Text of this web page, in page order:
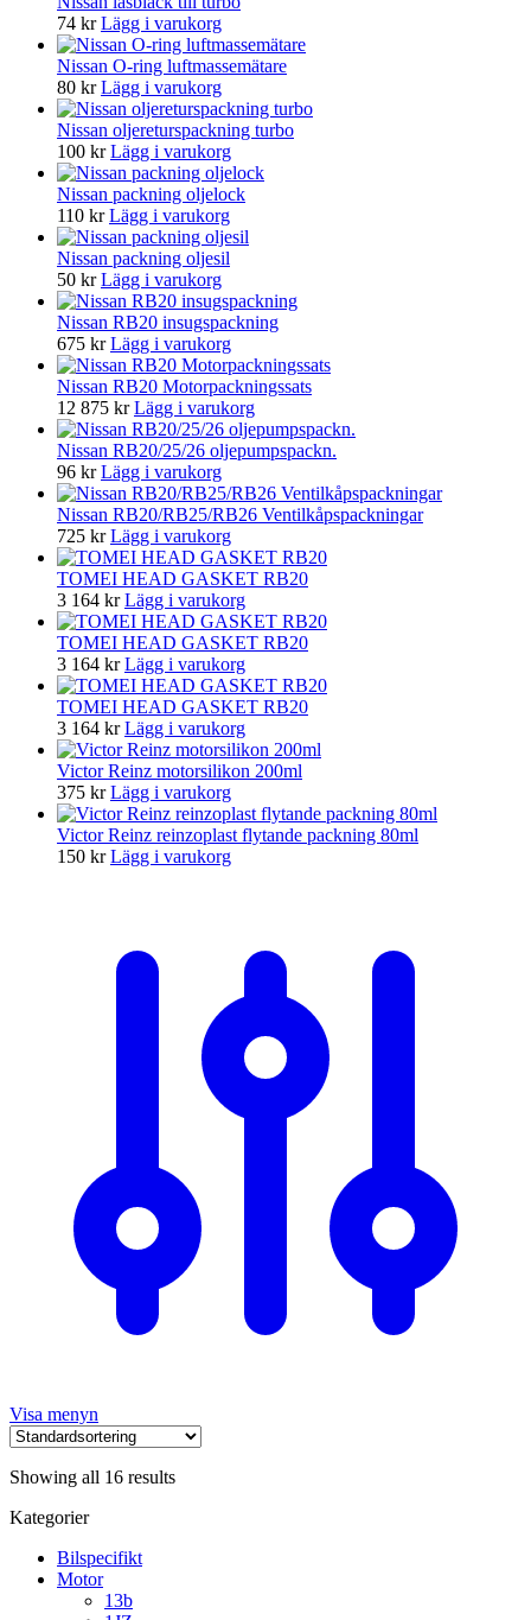
74 kr Lägg i varukorg
Nissan O-ring luftmassemätare
80 kr Lägg i varukorg
Nissan oljereturspackning turbo
100 kr Lägg i varukorg
Nissan packning oljelock
110 kr Lägg i varukorg
Nissan packning oljesil
50 kr Lägg i varukorg
Nissan RB20 insugspackning
675 kr Lägg i varukorg
Nissan RB20 Motorpackningssats
12 875 kr Lägg i varukorg
Nissan RB20/25/26 oljepumpspackn.
96 kr Lägg i varukorg
Nissan RB20/RB25/RB26 Ventilkåpspackningar
725 kr Lägg i varukorg
TOMEI HEAD GASKET RB20
3 164 kr Lägg i varukorg
TOMEI HEAD GASKET RB20
3 164 kr Lägg i varukorg
TOMEI HEAD GASKET RB20
3 164 kr Lägg i varukorg
Victor Reinz motorsilikon 200ml
375 kr Lägg i varukorg
Victor Reinz reinzoplast flytande packning 80ml
150 kr Lägg i varukorg
Visa menyn
Showing all 16 results
Kategorier
Bilspecifikt
Motor
13b